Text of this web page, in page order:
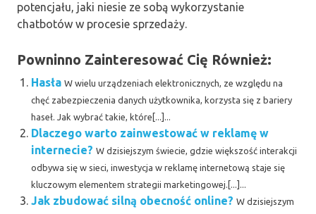
potencjału, jaki niesie ze sobą wykorzystanie
chatbotów w procesie sprzedaży.
Powninno Zainteresować Cię Również:
Hasła W wielu urządzeniach elektronicznych, ze względu na
chęć zabezpieczenia danych użytkownika, korzysta się z bariery
haseł. Jak wybrać takie, które[...]...
Dlaczego warto zainwestować w reklamę w
internecie? W dzisiejszym świecie, gdzie większość interakcji
odbywa się w sieci, inwestycja w reklamę internetową staje się
kluczowym elementem strategii marketingowej.[...]...
Jak zbudować silną obecność online? W dzisiejszym